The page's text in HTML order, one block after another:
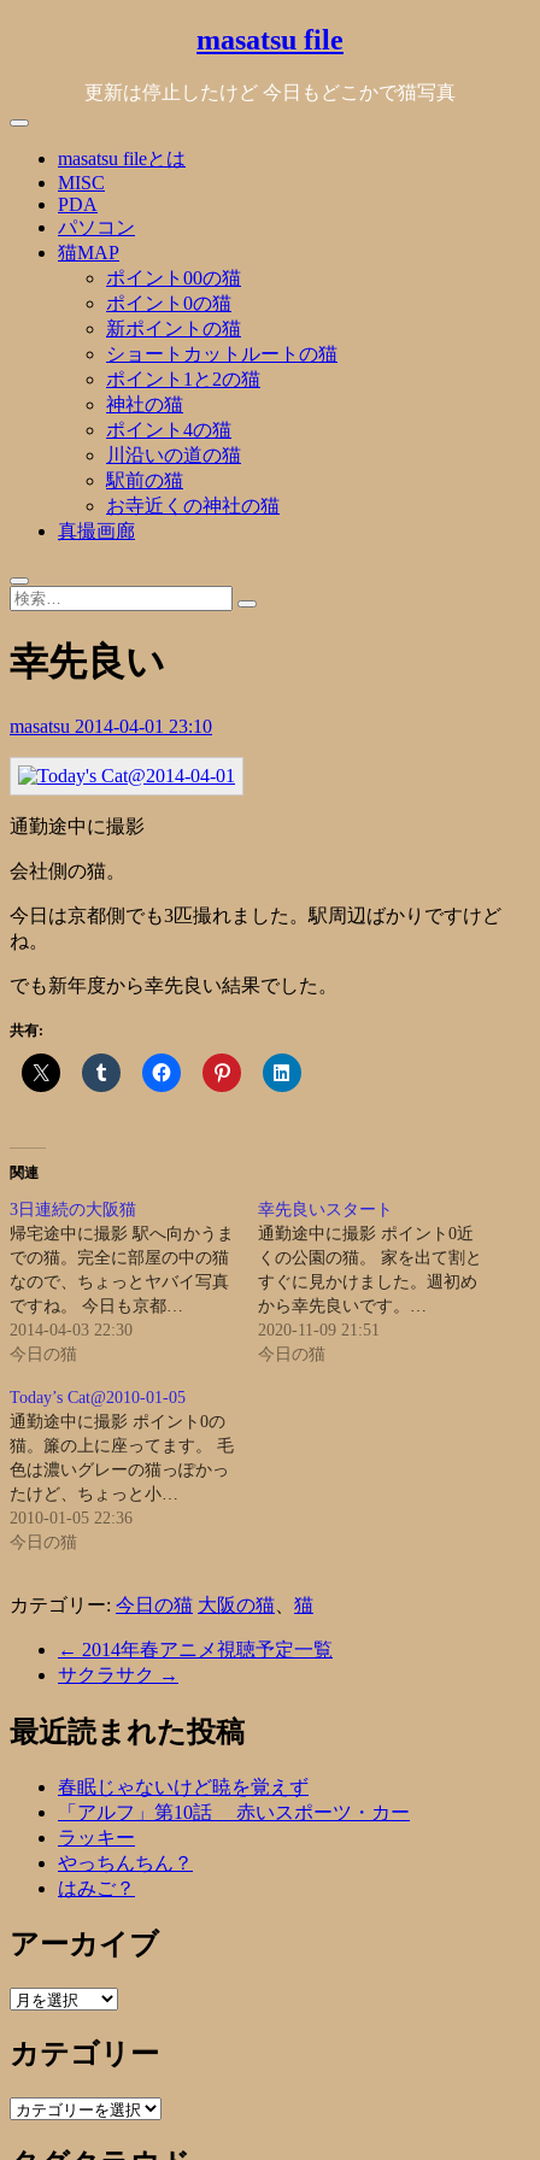
masatsu file
更新は停止したけど 今日もどこかで猫写真
masatsu fileとは
MISC
PDA
パソコン
猫MAP
ポイント00の猫
ポイント0の猫
新ポイントの猫
ショートカットルートの猫
ポイント1と2の猫
神社の猫
ポイント4の猫
川沿いの道の猫
駅前の猫
お寺近くの神社の猫
真撮画廊
幸先良い
masatsu 2014-04-01 23:10
通勤途中に撮影
会社側の猫。
今日は京都側でも3匹撮れました。駅周辺ばかりですけど
ね。
でも新年度から幸先良い結果でした。
共有:
関連
3日連続の大阪猫
帰宅途中に撮影 駅へ向かうま
での猫。完全に部屋の中の猫
なので、ちょっとヤバイ写真
ですね。 今日も京都…
2014-04-03 22:30
今日の猫
幸先良いスタート
通勤途中に撮影 ポイント0近
くの公園の猫。 家を出て割と
すぐに見かけました。週初め
から幸先良いです。…
2020-11-09 21:51
今日の猫
Today’s Cat@2010-01-05
通勤途中に撮影 ポイント0の
猫。簾の上に座ってます。 毛
色は濃いグレーの猫っぽかっ
たけど、ちょっと小…
2010-01-05 22:36
今日の猫
カテゴリー: 今日の猫 大阪の猫 猫
← 2014年春アニメ視聴予定一覧
サクラサク →
最近読まれた投稿
春眠じゃないけど暁を覚えず
「アルフ」第10話 赤いスポーツ・カー
ラッキー
やっちんちん？
はみご？
アーカイブ
ア
カ
イ
ブ
カテゴリー
カ